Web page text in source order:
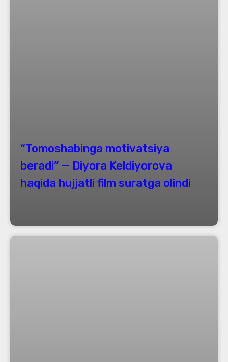
“Tomoshabinga motivatsiya
beradi” — Diyora Keldiyorova
haqida hujjatli film suratga olindi